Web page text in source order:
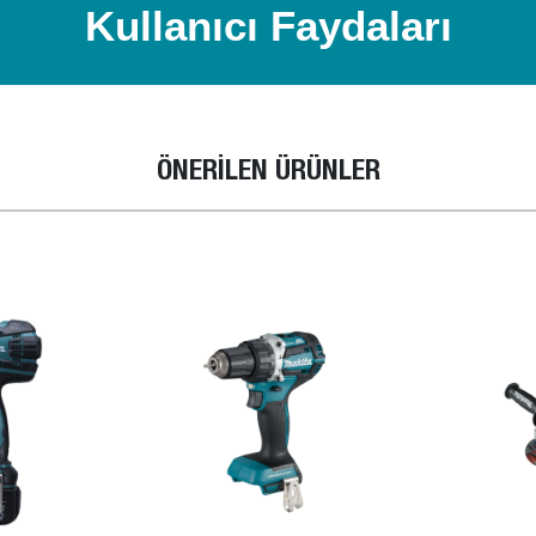
Kullanıcı Faydaları
ÖNERİLEN ÜRÜNLER